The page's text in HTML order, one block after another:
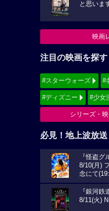
と思いま
映画
注目の映画を探す
#スターウォーズ #
#ディズニー #少女
シリーズ・
必見！地上波放送
『怪盗グ
8/10(月)
念にて
『銀河鉄
8/11(火)